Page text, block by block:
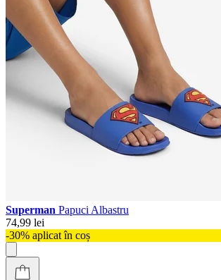
Superman Papuci Albastru
74,99 lei
-30% aplicat în coș